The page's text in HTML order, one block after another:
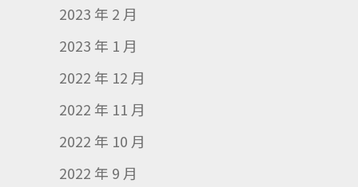
2023 年 2 月
2023 年 1 月
2022 年 12 月
2022 年 11 月
2022 年 10 月
2022 年 9 月